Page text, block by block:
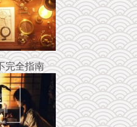
完全指南